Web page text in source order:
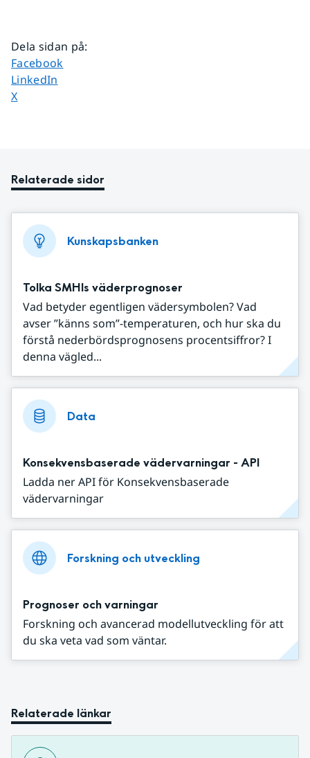
Dela sidan på:
Dela sidan på
Facebook
Dela sidan på
LinkedIn
Dela sidan på
X
Relaterade sidor
Kunskapsbanken
Tolka SMHIs väderprognoser
Vad betyder egentligen vädersymbolen? Vad
avser ”känns som”-temperaturen, och hur ska du
förstå nederbördsprognosens procentsiffror? I
denna vägled...
Data
Konsekvensbaserade vädervarningar - API
Ladda ner API för Konsekvensbaserade
vädervarningar
Forskning och utveckling
Prognoser och varningar
Forskning och avancerad modellutveckling för att
du ska veta vad som väntar.
Relaterade länkar